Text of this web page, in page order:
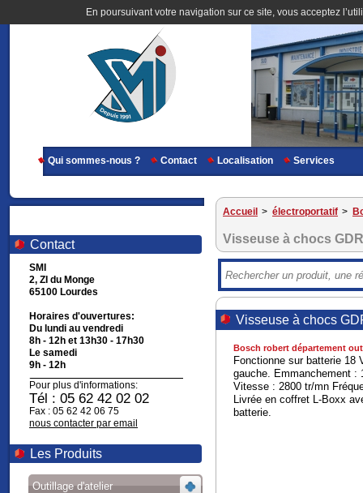
En poursuivant votre navigation sur ce site, vous acceptez
Qui sommes-nous ? Contact Localisation Services
Contact
SMI
2, ZI du Monge
65100 Lourdes
Horaires d'ouvertures:
Du lundi au vendredi
8h - 12h et 13h30 - 17h30
Le samedi
9h - 12h
Pour plus d'informations:
Tél : 05 62 42 02 02
Fax : 05 62 42 06 75
nous contacter par email
Les Produits
Outillage d'atelier
Accueil > électroportatif >
Visseuse à chocs
Visseuse à chocs
Bosch robert département
Fonctionne sur batterie 18
gauche. Emmanchement :
Vitesse : 2800 tr/mn
Livrée en coffret L-Boxx
batterie.